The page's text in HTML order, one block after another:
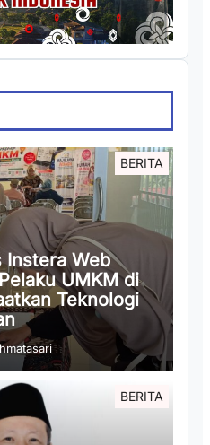
BERITA
Instera Web
UMKM di
Teknologi
BERITA